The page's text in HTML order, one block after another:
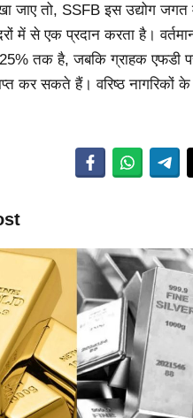
जाए तो, SSFB इस उद्योग जगत
में से एक प्रदान करता है।
तक है, जबकि ग्राहक एफडी
कर सकते हैं। वरिष्ठ नागरिकों के